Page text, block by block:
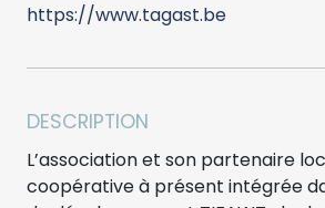
https://www.tagast.be
DESCRIPTION
L’association et son partenaire
coopérative à présent intégrée